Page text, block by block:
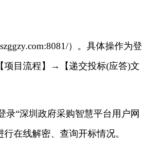
）。具体操作为登
项目流程】→【递交投标(应答)文
录“深圳政府采购智慧平台用户网
在线解密、查询开标情况。